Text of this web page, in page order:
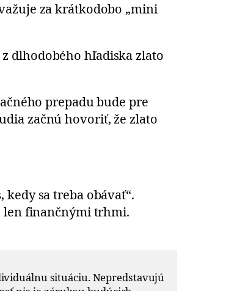
za krátkodobo „mini
dlhodobého hľadiska zlato
prepadu bude pre
začnú hovoriť, že zlato
sa treba obávať“.
len finančnými trhmi.
situáciu. Nepredstavujú